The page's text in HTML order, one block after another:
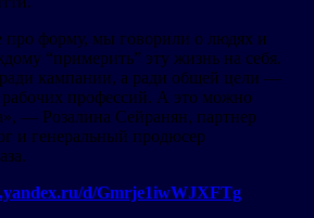
про форму, мы говорили о людях и
“примерить” эту жизнь на себя.
кампании, а ради общей цели —
профессий. А это можно
— Розалина Сейранян, партнер
и генеральный продюсер
d/Gmrje1iwWJXFTg